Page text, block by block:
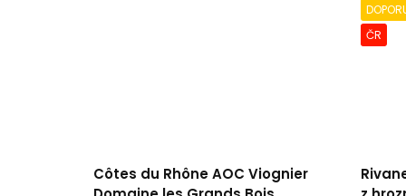
Côtes du Rhône AOC Viognier
ČR